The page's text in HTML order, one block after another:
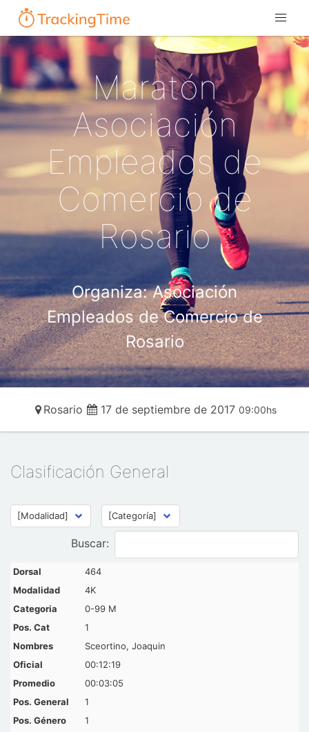
Maratón
Asociación
Empleados de
Comercio de
Rosario
Organiza: Asociación
Empleados de Comercio de
Rosario
Rosario 17 de septiembre de 2017 09:00hs
Clasificación General
Buscar:
464
4K
0-99 M
1
Sceortino, Joaquin
00:12:19
00:03:05
1
1